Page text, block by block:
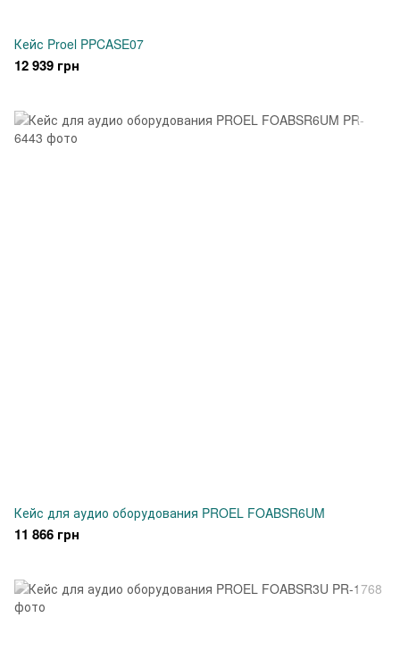
Кейс Proel PPCASE07
12 939 грн
Кейс для аудио оборудования PROEL FOABSR6UM
11 866 грн